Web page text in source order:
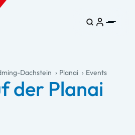
Dachstein Planai Events
der Planai